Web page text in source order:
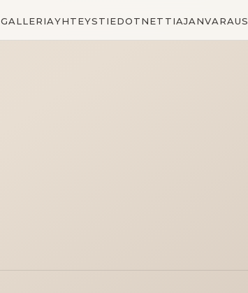
GALLERIAYHTEYSTIEDOTNETTIAJANVARAUS